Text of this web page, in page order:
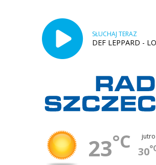
SŁUCHAJ TERAZ
DEF LEPPARD -
23°C jutro
30